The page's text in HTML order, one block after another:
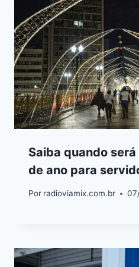
Saiba quando
de ano para
Por radioviamix.com.br